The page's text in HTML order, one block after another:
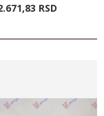
83 RSD